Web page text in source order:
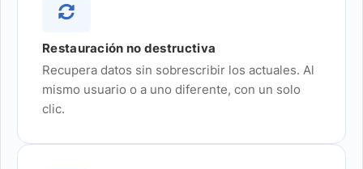
Restauración no destructiva
Recupera datos sin sobrescribir los actuales. Al
mismo usuario o a uno diferente, con un solo
clic.